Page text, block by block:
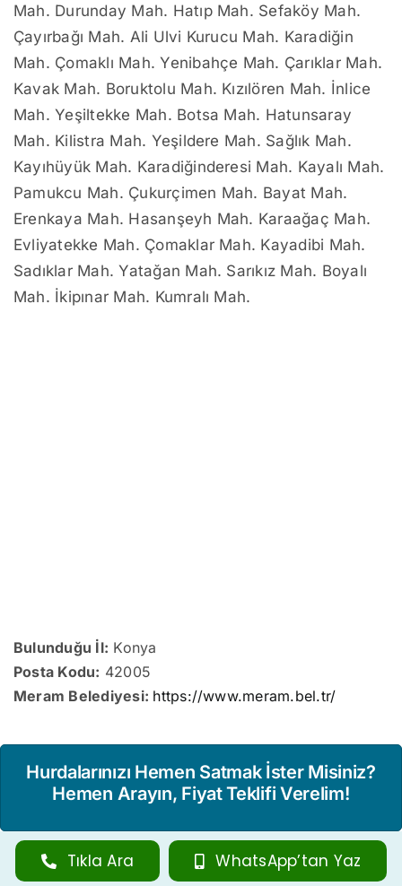
Mah. Durunday Mah. Hatıp Mah. Sefaköy Mah.
Çayırbağı Mah. Ali Ulvi Kurucu Mah. Karadiğin
Mah. Çomaklı Mah. Yenibahçe Mah. Çarıklar Mah.
Kavak Mah. Boruktolu Mah. Kızılören Mah. İnlice
Mah. Yeşiltekke Mah. Botsa Mah. Hatunsaray
Mah. Kilistra Mah. Yeşildere Mah. Sağlık Mah.
Kayıhüyük Mah. Karadiğinderesi Mah. Kayalı Mah.
Pamukcu Mah. Çukurçimen Mah. Bayat Mah.
Erenkaya Mah. Hasanşeyh Mah. Karaağaç Mah.
Evliyatekke Mah. Çomaklar Mah. Kayadibi Mah.
Sadıklar Mah. Yatağan Mah. Sarıkız Mah. Boyalı
Mah. İkipınar Mah. Kumralı Mah.
Bulunduğu İl: Konya
Posta Kodu: 42005
Meram Belediyesi: https://www.meram.bel.tr/
Hurdalarınızı Hemen Satmak İster Misiniz?
Hemen Arayın, Fiyat Teklifi Verelim!
Tıkla Ara WhatsApp’tan Yaz